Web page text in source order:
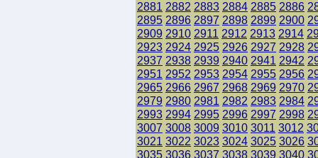
2881 2882 2883 2884 2885 2886
2895 2896 2897 2898 2899 2900
2909 2910 2911 2912 2913 2914
2923 2924 2925 2926 2927 2928
2937 2938 2939 2940 2941 2942
2951 2952 2953 2954 2955 2956
2965 2966 2967 2968 2969 2970
2979 2980 2981 2982 2983 2984
2993 2994 2995 2996 2997 2998
3007 3008 3009 3010 3011 3012
3021 3022 3023 3024 3025 3026
3035 3036 3037 3038 3039 3040